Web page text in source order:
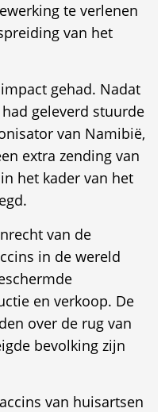
te verlenen
van het
gehad. Nadat
geleverd stuurde
van Namibië,
extra zending van
het kader van het
van de
in de wereld
en verkoop. De
over de rug van
bevolking zijn
van huisartsen